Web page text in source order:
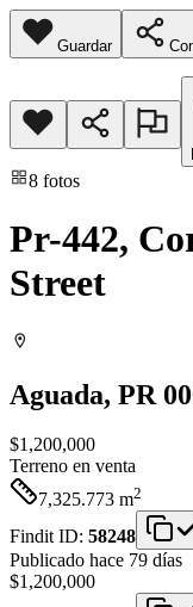
Guardar
8 fotos
Pr-442,
Street
Aguada, PR
$1,200,000
Terreno en venta
7,325.773 m2
Findit ID: 58248
Publicado hace 79 días
$1,200,000